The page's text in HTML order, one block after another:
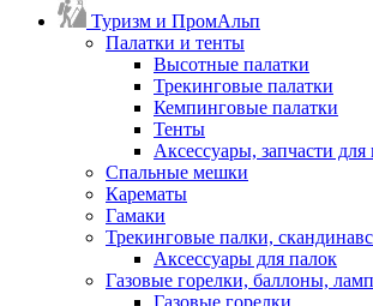
Туризм и ПромАльп
Палатки и тенты
Высотные палатки
Трекинговые палатки
Кемпинговые палатки
Тенты
Аксессуары, запчасти для
Спальные мешки
Карематы
Гамаки
Трекинговые палки,
Аксессуары для палок
Газовые горелки, баллоны,